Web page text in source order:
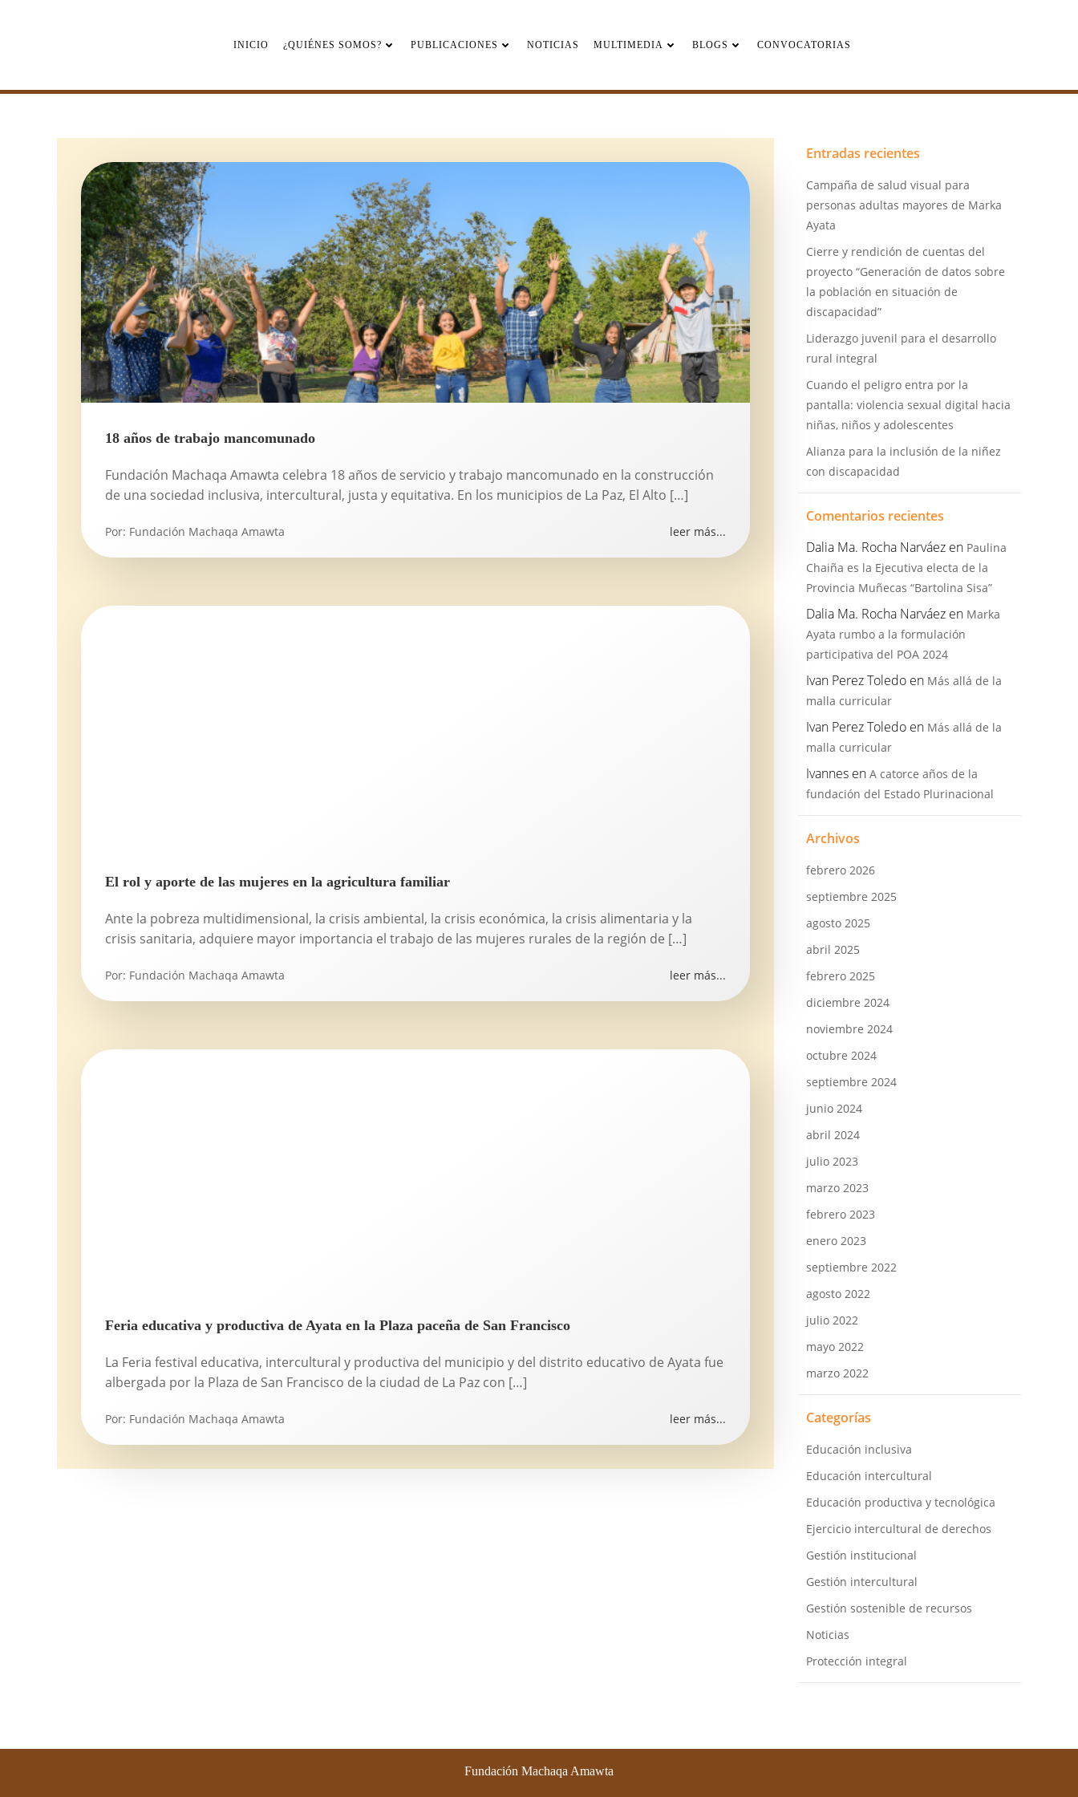
INICIO ¿QUIÉNES SOMOS? PUBLICACIONES NOTICIAS MULTIMEDIA BLOGS CONVOCATORIAS
18 años de trabajo mancomunado
Fundación Machaqa Amawta celebra 18 años de servicio y trabajo mancomunado en la construcción
de una sociedad inclusiva, intercultural, justa y equitativa. En los municipios de La Paz, El Alto […]
Por: Fundación Machaqa Amawta leer más...
El rol y aporte de las mujeres en la agricultura familiar
Ante la pobreza multidimensional, la crisis ambiental, la crisis económica, la crisis alimentaria y la
crisis sanitaria, adquiere mayor importancia el trabajo de las mujeres rurales de la región de […]
Por: Fundación Machaqa Amawta leer más...
Feria educativa y productiva de Ayata en la Plaza paceña de San Francisco
La Feria festival educativa, intercultural y productiva del municipio y del distrito educativo de Ayata fue
albergada por la Plaza de San Francisco de la ciudad de La Paz con […]
Por: Fundación Machaqa Amawta leer más...
Entradas recientes
Campaña de salud visual para
personas adultas mayores de Marka
Ayata
Cierre y rendición de cuentas del
proyecto “Generación de datos sobre
la población en situación de
discapacidad”
Liderazgo juvenil para el desarrollo
rural integral
Cuando el peligro entra por la
pantalla: violencia sexual digital hacia
niñas, niños y adolescentes
Alianza para la inclusión de la niñez
con discapacidad
Comentarios recientes
Dalia Ma. Rocha Narváez en Paulina
Chaiña es la Ejecutiva electa de la
Provincia Muñecas “Bartolina Sisa”
Dalia Ma. Rocha Narváez en Marka
Ayata rumbo a la formulación
participativa del POA 2024
Ivan Perez Toledo en Más allá de la
malla curricular
Ivan Perez Toledo en Más allá de la
malla curricular
Ivannes en A catorce años de la
fundación del Estado Plurinacional
Archivos
febrero 2026
septiembre 2025
agosto 2025
abril 2025
febrero 2025
diciembre 2024
noviembre 2024
octubre 2024
septiembre 2024
junio 2024
abril 2024
julio 2023
marzo 2023
febrero 2023
enero 2023
septiembre 2022
agosto 2022
julio 2022
mayo 2022
marzo 2022
Categorías
Educación inclusiva
Educación intercultural
Educación productiva y tecnológica
Ejercicio intercultural de derechos
Gestión institucional
Gestión intercultural
Gestión sostenible de recursos
Noticias
Protección integral
Fundación Machaqa Amawta